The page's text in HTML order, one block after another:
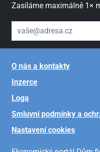
Zasíláme maximálně 1×
váš email
O nás a kontakty
Inzerce
Loga
Smluvní podmínky a
Nastavení cookies